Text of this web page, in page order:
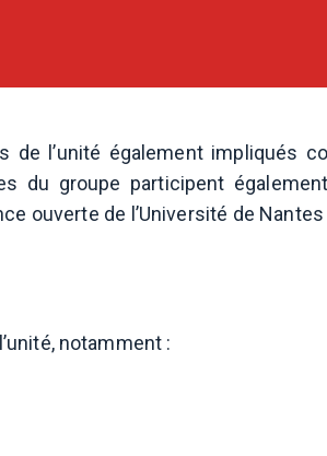
l’unité également impliqués
du groupe participent
ouverte de l’Université de
notamment :